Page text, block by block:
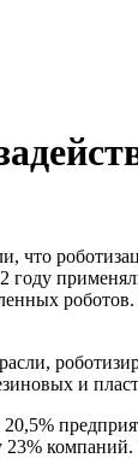
и
компаний.